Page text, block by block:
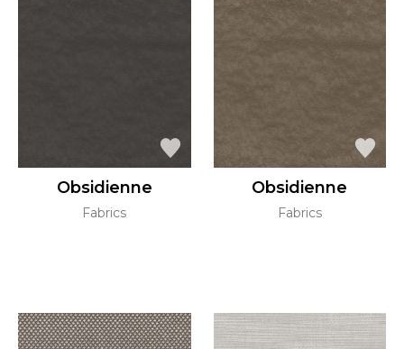
Obsidienne
Fabrics
Obsidienne
Fabrics